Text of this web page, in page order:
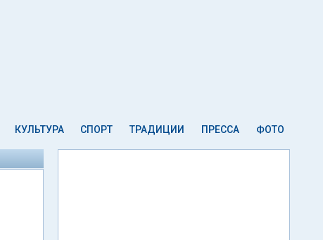
КУЛЬТУРА СПОРТ ТРАДИЦИИ ПРЕССА ФОТО